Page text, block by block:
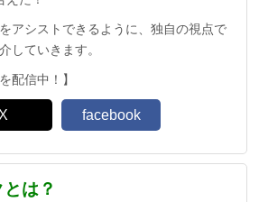
アシストできるように、独自の視点で
していきます。
配信中！】
X facebook
は？